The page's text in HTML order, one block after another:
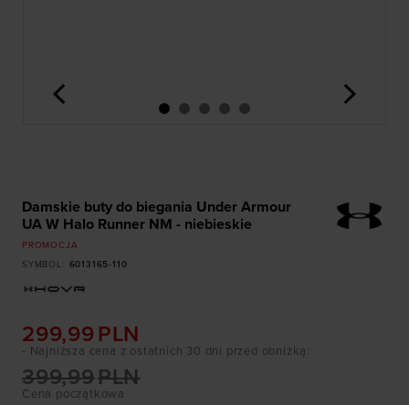
<
Damskie buty do biegania Under Armour
UA W Halo Runner NM - niebieskie
PROMOCJA
SYMBOL
6013165-110
299,99 PLN
Cena początkowa
399,99PLN
- Najniższa cena z ostatnich 30 dni przed obniżką: